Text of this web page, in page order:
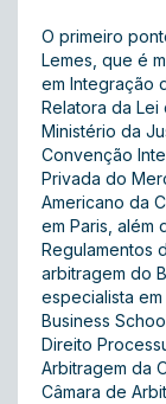
O primeiro
Lemes, que é
em Integração
Relatora da
Ministério da
Convenção
Privada do
Americano da
em Paris, além
Regulamentos
arbitragem do
especialista
Business
Direito
Arbitragem da
Câmara de